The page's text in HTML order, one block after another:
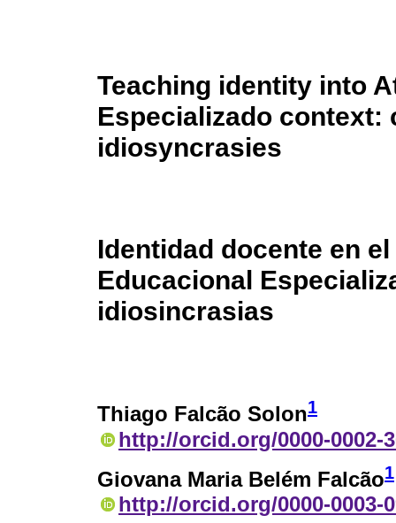
Teaching identity into
Especializado context:
idiosyncrasies
Identidad docente en
Educacional
idiosincrasias
Thiago Falcão Solon1
http://orcid.org/0000-0002-
Giovana Maria Belém Falcão1
http://orcid.org/0000-0003-